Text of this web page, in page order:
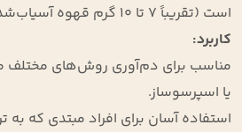
است (تقریباً 7 تا 10 گرم قهوه آسیاب‌شده).
کاربرد:
مناسب برای دم‌آوری روش‌های مختلف
یا اسپرسوساز.
استفاده آسان برای افراد مبتدی که به